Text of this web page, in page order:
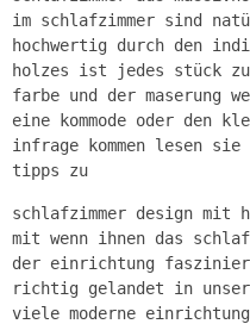
im schlafzimmer sind
hochwertig durch den
holzes ist jedes stück
farbe und der maserung
eine kommode oder den
infrage kommen lesen sie
tipps zu
schlafzimmer design mit
mit wenn ihnen das
der einrichtung
richtig gelandet in
viele moderne